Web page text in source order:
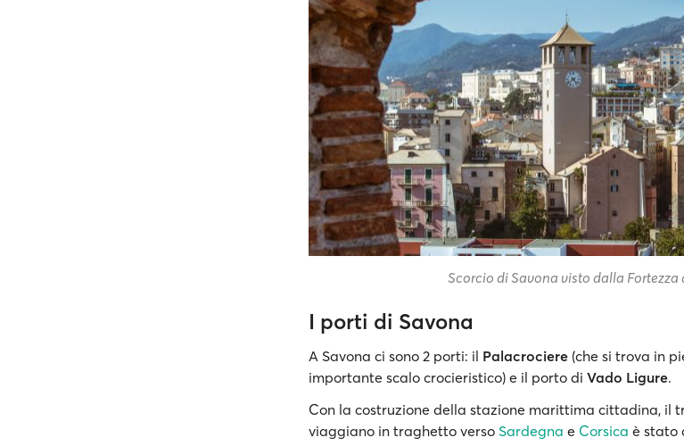
Scorcio di Savona visto dalla Fortezza
I porti di Savona
A Savona ci sono 2 porti: il Palacrociere (che si trova in
importante scalo crocieristico) e il porto di Vado Ligure.
Con la costruzione della stazione marittima cittadina, il
viaggiano in traghetto verso Sardegna e Corsica è stato